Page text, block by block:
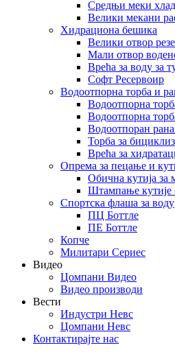
Средњи меки
Велики мекани
Хидрациона бешика
Велики отвор
Мали отвор
Врећа за воду за
Софт Ресервоир
Водоотпорна торба и
Водоотпорна
Водоотпорна
Водоотпоран
Торба за
Врећа за
Опрема за пецање и
Обична кутија за
Штампање кутије
Спортска флаша за воду
ПЦ Боттле
ПЕ Боттле
Копче
Милитари Сериес
Видео
Цомпани Видео
Видео производи
Вести
Индустри Невс
Цомпани Невс
Контактирајте нас